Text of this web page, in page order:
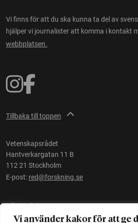
Vi använder kakor för att ge
Vi finns för att du ska kunna ta del av
hjälper vi journalister att komma i kontakt
webbplatsen.
Tillbaka till toppen
Vetenskapsrådet
Hantverkargatan 11 B
112 21 Stockholm
E-post: red@forskning.se
Tillgänglighet